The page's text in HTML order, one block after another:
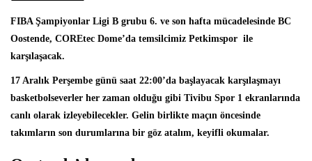
FIBA Şampiyonlar Ligi B grubu 6. ve son hafta mücadelesinde BC
Oostende, COREtec Dome’da temsilcimiz Petkimspor ile
karşılaşacak.
17 Aralık Perşembe günü saat 22:00’da başlayacak karşılaşmayı
basketbolseverler her zaman olduğu gibi Tivibu Spor 1 ekranlarında
canlı olarak izleyebilecekler. Gelin birlikte maçın öncesinde
takımların son durumlarına bir göz atalım, keyifli okumalar.